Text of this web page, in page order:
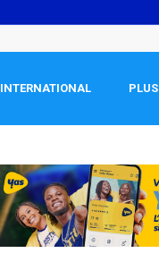
INTERNATIONAL PLUS